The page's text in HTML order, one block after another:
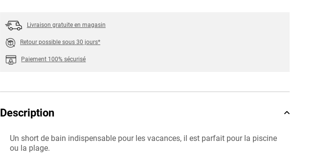
Livraison gratuite en magasin
Retour possible sous 30 jours*
Paiement 100% sécurisé
Description
Un short de bain indispensable pour les vacances, il est parfait pour la piscine
ou la plage.